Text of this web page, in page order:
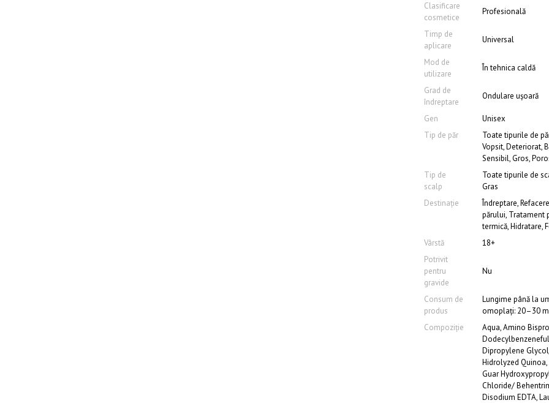
Clasificare
cosmetice
Profesională
Timp de
aplicare
Universal
Mod de
utilizare
În tehnica caldă
Grad de
îndreptare
Ondulare ușoară
Gen
Unisex
Tip de păr
Toate tipurile de
Vopsit, Deteriorat,
Sensibil, Gros,
Tip de
scalp
Toate tipurile de
Gras
Destinație
Îndreptare,
părului, Tratament
termică, Hidratare,
Vârstă
18+
Potrivit
pentru
gravide
Nu
Consum de
produs
Lungime până la
omoplați: 20–30
Compoziție
Aqua, Amino
Dipropylene
Hidrolyzed
Guar
Chloride/
Disodium EDTA,